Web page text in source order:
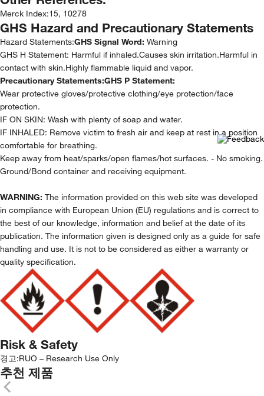
Merck Index:15, 10278
GHS Hazard and Precautionary Statements
Hazard Statements:GHS Signal Word: Warning
GHS H Statement: Harmful if inhaled.Causes skin irritation.Harmful in
contact with skin.Highly flammable liquid and vapor.
Precautionary Statements:GHS P Statement:
Wear protective gloves/protective clothing/eye protection/face
protection.
IF ON SKIN: Wash with plenty of soap and water.
IF INHALED: Remove victim to fresh air and keep at rest in a position
comfortable for breathing.
Keep away from heat/sparks/open flames/hot surfaces. - No smoking.
Ground/Bond container and receiving equipment.
WARNING: The information provided on this web site was developed
in compliance with European Union (EU) regulations and is correct to
the best of our knowledge, information and belief at the date of its
publication. The information given is designed only as a guide for safe
handling and use. It is not to be considered as either a warranty or
quality specification.
Risk & Safety
경고:RUO – Research Use Only
추천 제품